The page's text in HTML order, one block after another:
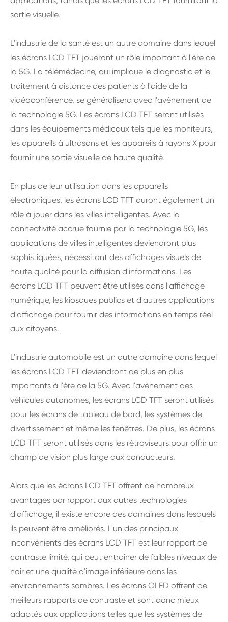
sortie visuelle.
L'industrie de la santé est un autre domaine dans lequel
les écrans LCD TFT joueront un rôle important à l'ère de
la 5G. La télémédecine, qui implique le diagnostic et le
traitement à distance des patients à l'aide de la
vidéoconférence, se généralisera avec l'avènement de
la technologie 5G. Les écrans LCD TFT seront utilisés
dans les équipements médicaux tels que les moniteurs,
les appareils à ultrasons et les appareils à rayons X pour
fournir une sortie visuelle de haute qualité.
En plus de leur utilisation dans les appareils
électroniques, les écrans LCD TFT auront également un
rôle à jouer dans les villes intelligentes. Avec la
connectivité accrue fournie par la technologie 5G, les
applications de villes intelligentes deviendront plus
sophistiquées, nécessitant des affichages visuels de
haute qualité pour la diffusion d'informations. Les
écrans LCD TFT peuvent être utilisés dans l'affichage
numérique, les kiosques publics et d'autres applications
d'affichage pour fournir des informations en temps réel
aux citoyens.
L'industrie automobile est un autre domaine dans lequel
les écrans LCD TFT deviendront de plus en plus
importants à l'ère de la 5G. Avec l'avènement des
véhicules autonomes, les écrans LCD TFT seront utilisés
pour les écrans de tableau de bord, les systèmes de
divertissement et même les fenêtres. De plus, les écrans
LCD TFT seront utilisés dans les rétroviseurs pour offrir un
champ de vision plus large aux conducteurs.
Alors que les écrans LCD TFT offrent de nombreux
avantages par rapport aux autres technologies
d'affichage, il existe encore des domaines dans lesquels
ils peuvent être améliorés. L'un des principaux
inconvénients des écrans LCD TFT est leur rapport de
contraste limité, qui peut entraîner de faibles niveaux de
noir et une qualité d'image inférieure dans les
environnements sombres. Les écrans OLED offrent de
meilleurs rapports de contraste et sont donc mieux
adaptés aux applications telles que les systèmes de